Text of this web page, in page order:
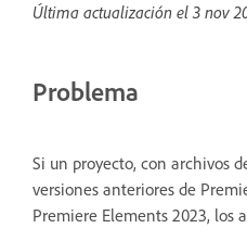
Última actualización el 3 nov
Problema
Si un proyecto, con archivos
versiones anteriores de
Premiere Elements 2023, los